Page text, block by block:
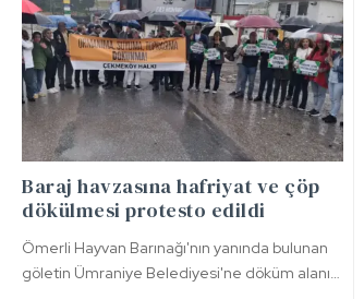
Baraj havzasına hafriyat ve çöp
dökülmesi protesto edildi
Ömerli Hayvan Barınağı'nın yanında bulunan
göletin Ümraniye Belediyesi'ne döküm alanı…